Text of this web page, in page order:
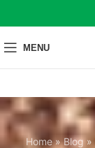
MENU
Home»Blog »